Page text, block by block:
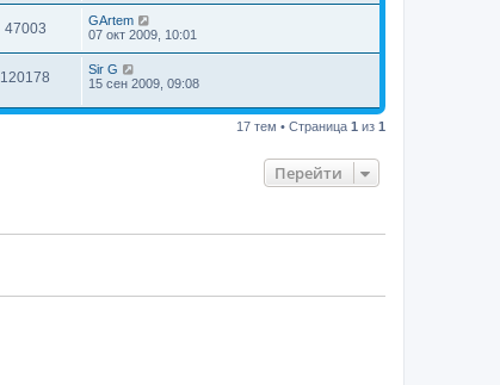
47003
GArtem
07 окт 2009, 10:01
120178
Sir G
15 сен 2009, 09:08
17 тем • Страница 1 из 1
Перейти